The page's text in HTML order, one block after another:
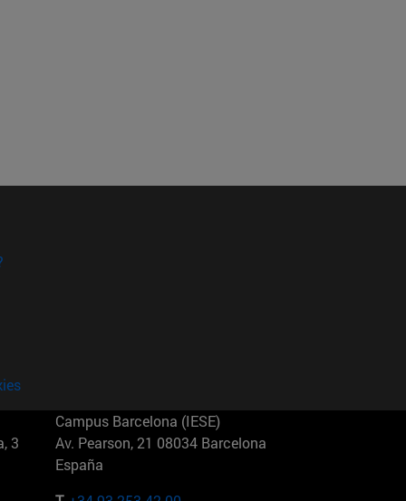
3
Campus Barcelona (IESE)
Av. Pearson, 21 08034 Barcelona
España